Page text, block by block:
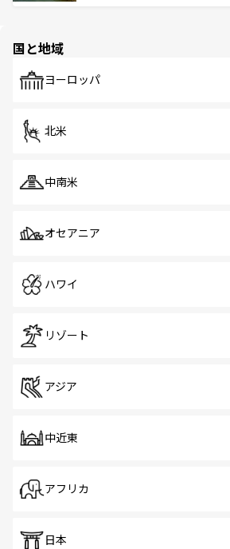
で、ホーカーズは地元の風情を楽
国と地域
ヨーロッパ
北米
中南米
オセアニア
ハワイ
リゾート
アジア
中近東
アフリカ
日本